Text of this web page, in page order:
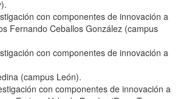
con componentes de innovación a
Fernando Ceballos González (campus
con componentes de innovación a
(campus León).
con componentes de innovación a